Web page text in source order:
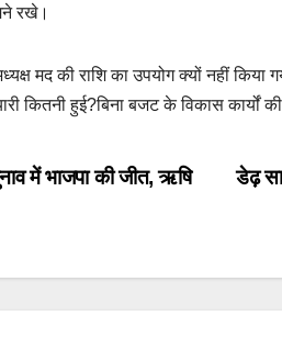
रखे।
मद की राशि का उपयोग क्यों नहीं
कितनी हुई?बिना बजट के विकास कार्यों
डेढ़
में भाजपा की जीत, ऋषि